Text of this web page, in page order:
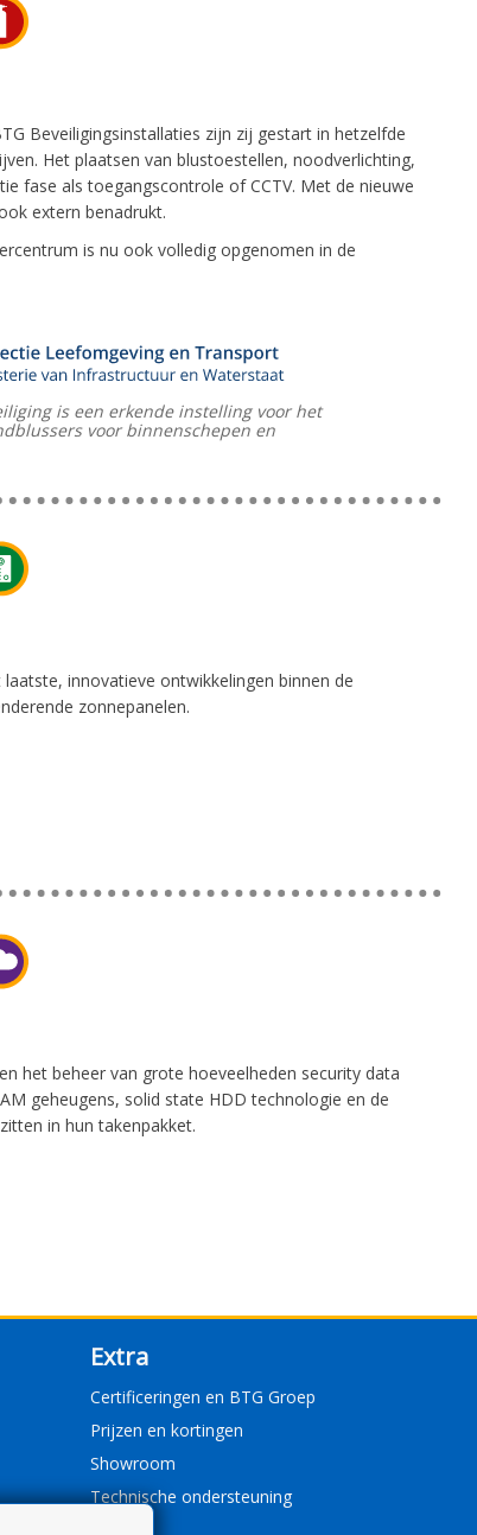
Beveiligingsinstallaties zijn zij gestart in hetzelfde
Het plaatsen van blustoestellen, noodverlichting,
fase als toegangscontrole of CCTV. Met de nieuwe
extern benadrukt.
is nu ook volledig opgenomen in de
is een erkende instelling voor het
voor binnenschepen en
innovatieve ontwikkelingen binnen de
zonnepanelen.
het beheer van grote hoeveelheden security data
geheugens, solid state HDD technologie en de
in hun takenpakket.
Extra
Certificeringen en BTG Groep
Prijzen en kortingen
Showroom
Technische ondersteuning